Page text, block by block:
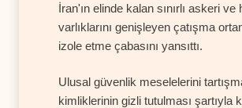
İran'ın elinde kalan sınırlı askeri ve
varlıklarını genişleyen çatışma
izole etme çabasını yansıttı.
Ulusal güvenlik meselelerini
kimliklerinin gizli tutulması şartıyla